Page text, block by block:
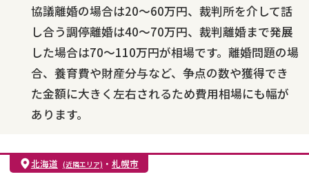
協議離婚の場合は20～60万円、裁判所を介して話
し合う調停離婚は40～70万円、裁判離婚まで発展
した場合は70～110万円が相場です。離婚問題の場
合、養育費や財産分与など、争点の数や獲得でき
た金額に大きく左右されるため費用相場にも幅が
あります。
北海道 (近隣エリア) ・ 札幌市